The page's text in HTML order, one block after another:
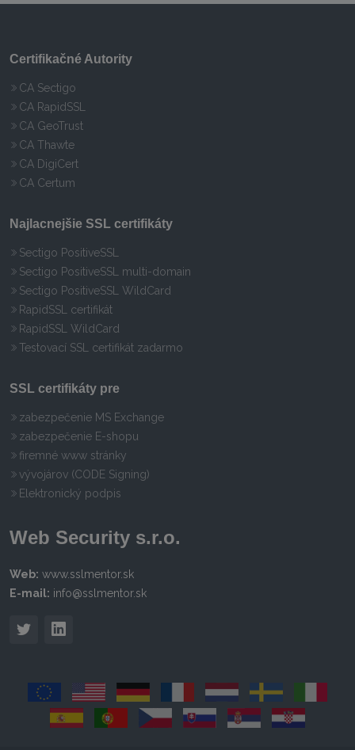
Certifikačné Autority
CA Sectigo
CA RapidSSL
CA GeoTrust
CA Thawte
CA DigiCert
CA Certum
Najlacnejšie SSL certifikáty
Sectigo PositiveSSL
Sectigo PositiveSSL multi-domain
Sectigo PositiveSSL WildCard
RapidSSL certifikát
RapidSSL WildCard
Testovací SSL certifikát zadarmo
SSL certifikáty pre
zabezpečenie MS Exchange
zabezpečenie E-shopu
firemné www stránky
vývojárov (CODE Signing)
Elektronický podpis
Web Security s.r.o.
Web: www.sslmentor.sk
E-mail: info@sslmentor.sk